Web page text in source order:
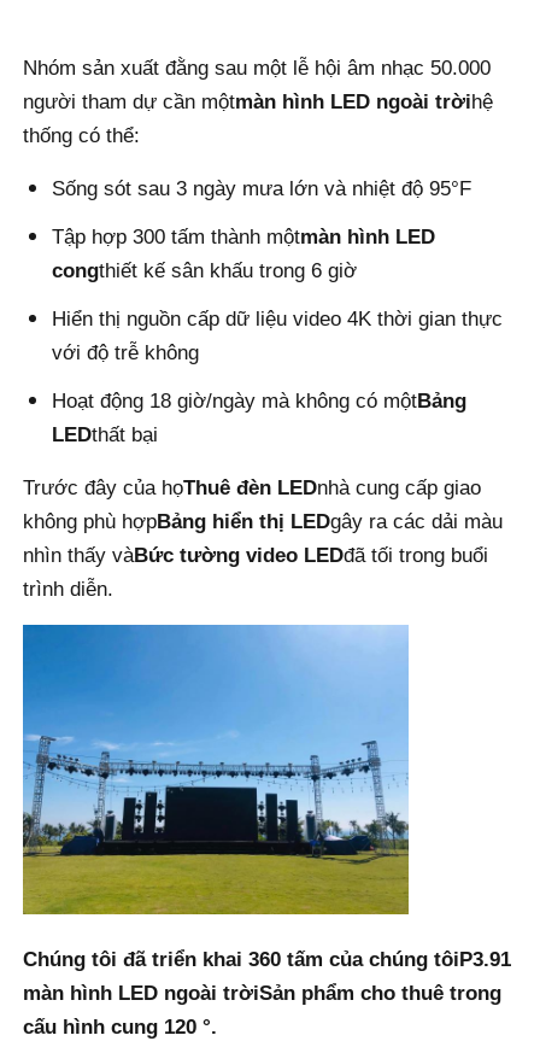
Yêu cầu báo giá
Màn hình treo tường LED
Thuê màn hình LED sân khấu
Tường video LED COB
Màn hình LED trong suốt
Màn hình SMD LED
biển quảng cáo led ngoài trời
Nhóm sản xuất đằng sau một lễ hội âm nhạc 50.000
người tham dự cần mộtmàn hình LED ngoài trờihệ
thống có thể:
Sống sót sau 3 ngày mưa lớn và nhiệt độ 95°F
Tập hợp 300 tấm thành mộtmàn hình LED
congthiết kế sân khấu trong 6 giờ
Hiển thị nguồn cấp dữ liệu video 4K thời gian thực
với độ trễ không
Hoạt động 18 giờ/ngày mà không có mộtBảng
LEDthất bại
Trước đây của họThuê đèn LEDnhà cung cấp giao
không phù hợpBảng hiển thị LEDgây ra các dải màu
nhìn thấy vàBức tường video LEDđã tối trong buổi
trình diễn.
Chúng tôi đã triển khai 360 tấm của chúng tôi P3.91
màn hình LED ngoài trờiSản phẩm cho thuê trong
cấu hình cung 120 °.